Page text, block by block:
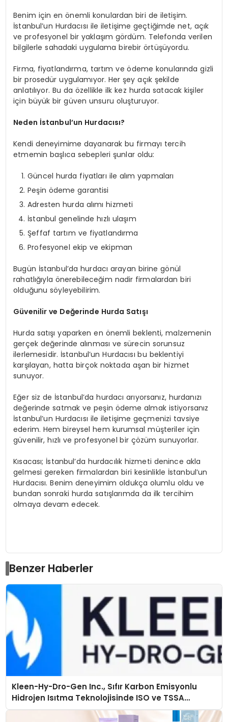
Benim için en önemli konulardan biri de iletişim.
İstanbul’un Hurdacısı ile iletişime geçtiğimde net, açık
ve profesyonel bir yaklaşım gördüm. Telefonda verilen
bilgilerle sahadaki uygulama birebir örtüşüyordu.
Firma, fiyatlandırma, tartım ve ödeme konularında gizli
bir prosedür uygulamıyor. Her şey açık şekilde
anlatılıyor. Bu da özellikle ilk kez hurda satacak kişiler
için büyük bir güven unsuru oluşturuyor.
Neden İstanbul’un Hurdacısı?
Kendi deneyimime dayanarak bu firmayı tercih
etmemin başlıca sebepleri şunlar oldu:
Güncel hurda fiyatları ile alım yapmaları
Peşin ödeme garantisi
Adresten hurda alımı hizmeti
İstanbul genelinde hızlı ulaşım
Şeffaf tartım ve fiyatlandırma
Profesyonel ekip ve ekipman
Bugün İstanbul’da hurdacı arayan birine gönül
rahatlığıyla önerebileceğim nadir firmalardan biri
olduğunu söyleyebilirim.
Güvenilir ve Değerinde Hurda Satışı
Hurda satışı yaparken en önemli beklenti, malzemenin
gerçek değerinde alınması ve sürecin sorunsuz
ilerlemesidir. İstanbul’un Hurdacısı bu beklentiyi
karşılayan, hatta birçok noktada aşan bir hizmet
sunuyor.
Eğer siz de İstanbul’da hurdacı arıyorsanız, hurdanızı
değerinde satmak ve peşin ödeme almak istiyorsanız
İstanbul’un Hurdacısı ile iletişime geçmenizi tavsiye
ederim. Hem bireysel hem kurumsal müşteriler için
güvenilir, hızlı ve profesyonel bir çözüm sunuyorlar.
Kısacası; İstanbul’da hurdacılık hizmeti denince akla
gelmesi gereken firmalardan biri kesinlikle İstanbul’un
Hurdacısı. Benim deneyimim oldukça olumlu oldu ve
bundan sonraki hurda satışlarımda da ilk tercihim
olmaya devam edecek.
Benzer Haberler
Kleen-Hy-Dro-Gen Inc., Sıfır Karbon Emisyonlu
Hidrojen Isıtma Teknolojisinde ISO ve TSSA
Düzenleyici Onaylarını Aldı